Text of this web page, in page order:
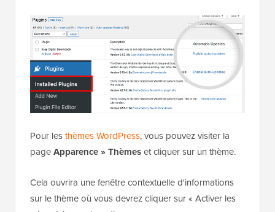
Pour lesthèmes WordPress, vous pouvez visiter la
pageApparence » Thèmeset cliquer sur un thème.
Cela ouvrira une fenêtre contextuelle d'informations
sur le thème où vous devrez cliquer sur « Activer les